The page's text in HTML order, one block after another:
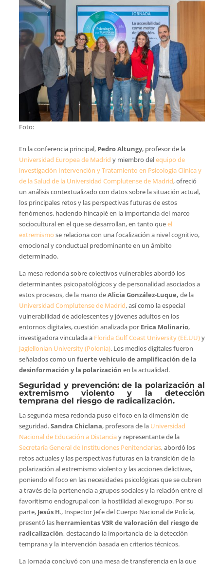
Foto:
En la conferencia principal, Pedro Altungy, profesor de la
Universidad Europea de Madrid y miembro delequipo de
investigación Intervención y Tratamiento en Psicología Clínica y
de la Salud de la Universidad Complutense de Madrid, ofreció
un análisis contextualizado con datos sobre la situación actual,
los principales retos y las perspectivas futuras de estos
fenómenos, haciendo hincapié en la importancia del marco
sociocultural en el que se desarrollan, en tanto queel
extremismo se relaciona con una focalización a nivel cognitivo,
emocional y conductual predominante en un ámbito
determinado.
La mesa redonda sobre colectivos vulnerables abordó los
determinantes psicopatológicos y de personalidad asociados a
estos procesos, de la mano deAlicia González-Luque, de la
Universidad Complutense de Madrid, así como la especial
vulnerabilidad de adolescentes y jóvenes adultos en los
entornos digitales, cuestión analizada porErica Molinario,
investigadora vinculada a Florida Gulf Coast University (EE.UU)y
Jagiellonian University (Polonia). Los medios digitales fueron
señalados como un fuerte vehículo de amplificación de la
desinformación y la polarización en la actualidad.
Seguridad y prevención: de la polarización al
extremismo violento y la detección
temprana del riesgo de radicalización.
La segunda mesa redonda puso el foco en la dimensión de
seguridad.Sandra Chiclana, profesora de la Universidad
Nacional de Educación a Distanciay representante de la
Secretaría General de Instituciones Penitenciarias, abordó los
retos actuales y las perspectivas futuras en la transición de la
polarización al extremismo violento y las acciones delictivas,
poniendo el foco en las necesidades psicológicas que se cubren
a través de la pertenencia a grupos sociales y la relación entre el
favoritismo endogrupal con la hostilidad al exogrupo. Por su
parte,Jesús H., Inspector Jefe del Cuerpo Nacional de Policía,
presentó lasherramientas V3R de valoración del riesgo de
radicalización, destacando la importancia de la detección
temprana y la intervención basada en criterios técnicos.
La Jornada concluyó con una mesa de transferencia en la que